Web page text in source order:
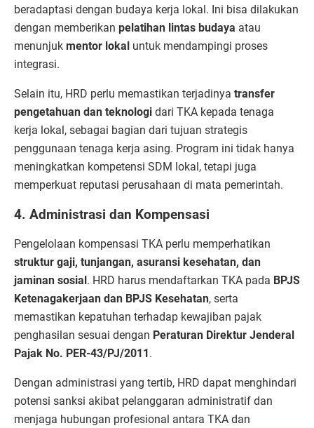
beradaptasi dengan budaya kerja lokal. Ini bisa dilakukan
dengan memberikan pelatihan lintas budaya atau
menunjuk mentor lokal untuk mendampingi proses
integrasi.
Selain itu, HRD perlu memastikan terjadinya transfer
pengetahuan dan teknologi dari TKA kepada tenaga
kerja lokal, sebagai bagian dari tujuan strategis
penggunaan tenaga kerja asing. Program ini tidak hanya
meningkatkan kompetensi SDM lokal, tetapi juga
memperkuat reputasi perusahaan di mata pemerintah.
4. Administrasi dan Kompensasi
Pengelolaan kompensasi TKA perlu memperhatikan
struktur gaji, tunjangan, asuransi kesehatan, dan
jaminan sosial. HRD harus mendaftarkan TKA pada BPJS
Ketenagakerjaan dan BPJS Kesehatan, serta
memastikan kepatuhan terhadap kewajiban pajak
penghasilan sesuai dengan Peraturan Direktur Jenderal
Pajak No. PER-43/PJ/2011.
Dengan administrasi yang tertib, HRD dapat menghindari
potensi sanksi akibat pelanggaran administratif dan
menjaga hubungan profesional antara TKA dan